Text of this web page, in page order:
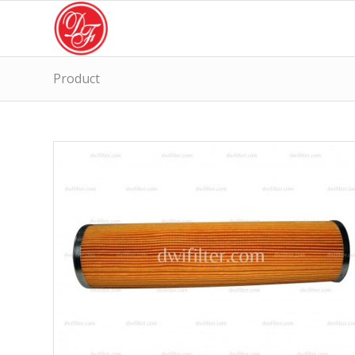
Product